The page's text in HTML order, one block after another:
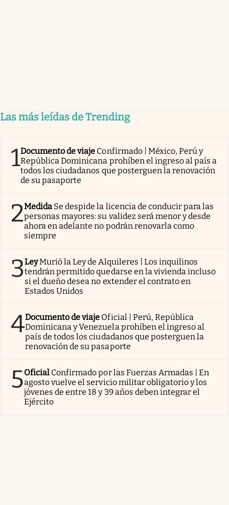
Las más leídas de Trending
1Documento de viaje Confirmado | México, Perú y
República Dominicana prohíben el ingreso al país a
todos los ciudadanos que posterguen la renovación
de su pasaporte
2Medida Se despide la licencia de conducir para las
personas mayores: su validez será menor y desde
ahora en adelante no podrán renovarla como
siempre
3LeyMurió la Ley de Alquileres | Los inquilinos
tendrán permitido quedarse en la vivienda incluso
si el dueño desea no extender el contrato en
Estados Unidos
4Documento de viaje Oficial | Perú, República
Dominicana y Venezuela prohíben el ingreso al
país de todos los ciudadanos que posterguen la
renovación de su pasaporte
5Oficial Confirmado por las Fuerzas Armadas | En
agosto vuelve el servicio militar obligatorio y los
jóvenes de entre 18 y 39 años deben integrar el
Ejército